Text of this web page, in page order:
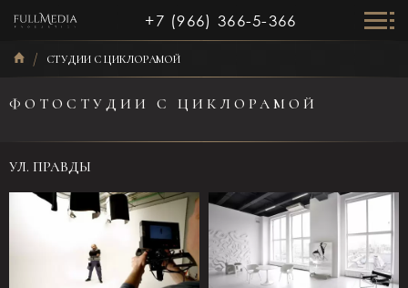
+7 (966) 366-5-366
СТУДИИ С ЦИКЛОРАМОЙ
ФОТОСТУДИИ С ЦИКЛОРАМОЙ
УЛ. ПРАВДЫ